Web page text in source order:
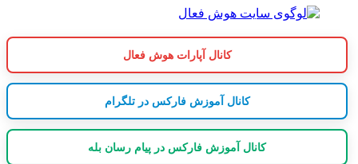
کانال آپارات هوش فعال
کانال آموزش فارکس در تلگرام
کانال آموزش فارکس در پیام رسان بله